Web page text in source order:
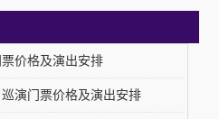
价格及演出安排
演门票价格及演出安排